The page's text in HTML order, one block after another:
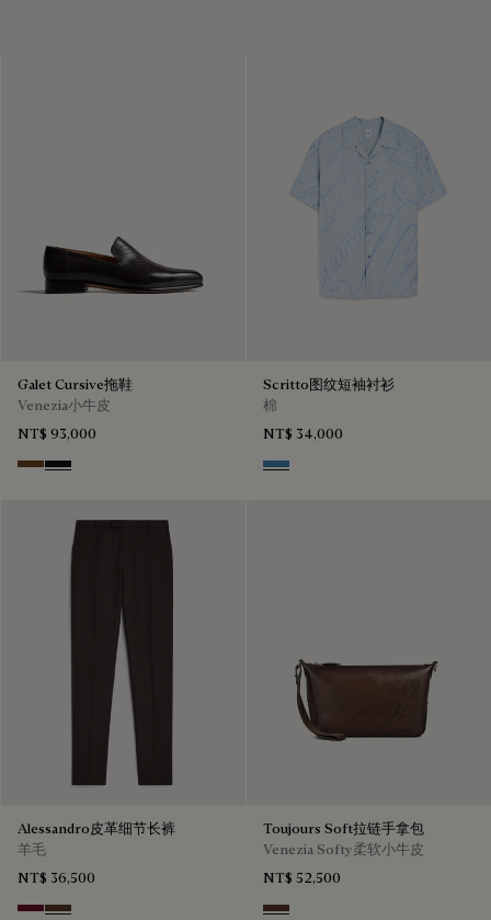
Galet Cursive拖鞋
Venezia小牛皮
NT$ 93,000
Tobacco Bis
Nero Grigio
Scritto图纹短袖衬衫
棉
NT$ 34,000
Middle Blue
Alessandro皮革细节长裤
羊毛
NT$ 36,500
Nero Bordo
Earth Brown
Toujours Soft拉链手拿包
Venezia Softy柔软小牛皮
NT$ 52,500
Soft Brown